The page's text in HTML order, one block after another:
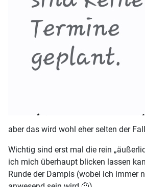
aber das wird wohl eher selten der
Wichtig sind erst mal die rein
ich mich überhaupt blicken lassen
Runde der Dampis (wobei ich immer